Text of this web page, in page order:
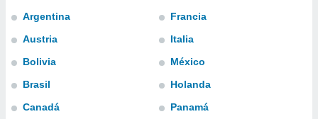
a la
todas
ya sean
y análisis
CONFIGURACIÓN
Argentina
Austria
Bolivia
Brasil
Canadá
Francia
Italia
México
Holanda
Panamá